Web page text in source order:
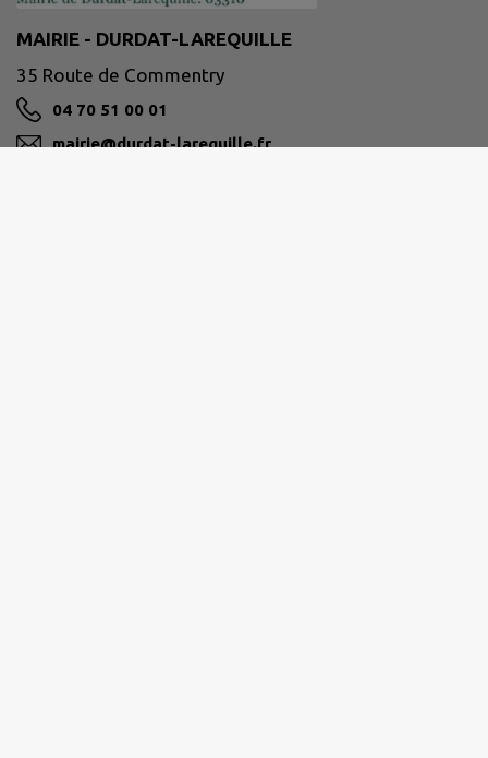
MAIRIE - DURDAT-LAREQUILLE
35 Route de Commentry
04 70 51 00 01
mairie@durdat-larequille.fr